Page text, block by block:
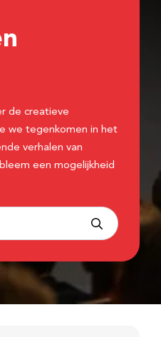
de creatieve
we tegenkomen in het
verhalen van
een mogelijkheid